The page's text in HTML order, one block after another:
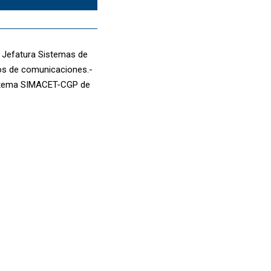
Sistemas de
de comunicaciones.-
SIMACET-CGP de